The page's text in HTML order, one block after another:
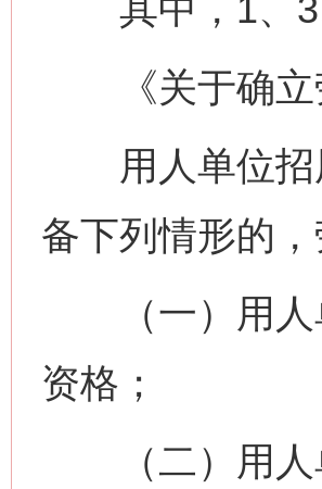
其中，1、3
《关于确立
用人单位招
备下列情形的
（一）用人
资格；
（二）用人
网上购药对药下症？